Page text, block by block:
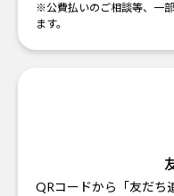
※公費払いのご相談等、一
ます。
QRコードから「友だち